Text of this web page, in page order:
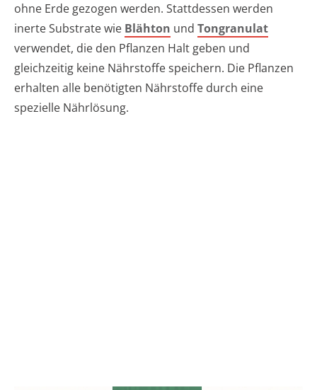
ohne Erde gezogen werden. Stattdessen werden
inerte Substrate wie Blähton und Tongranulat
verwendet, die den Pflanzen Halt geben und
gleichzeitig keine Nährstoffe speichern. Die Pflanzen
erhalten alle benötigten Nährstoffe durch eine
spezielle Nährlösung.